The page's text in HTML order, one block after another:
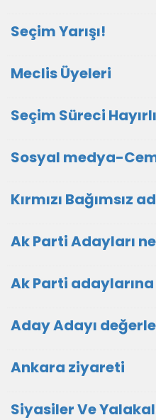
Seçim Yarışı!
Meclis Üyeleri
Seçim Süreci
Sosyal medya-
Kırmızı Bağımsız
Ak Parti Adayları
Ak Parti
Aday Adayı
Ankara ziyareti
Siyasiler Ve